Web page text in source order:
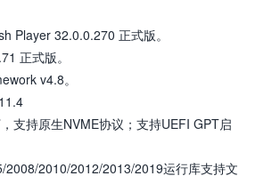
Player 32.0.0.270 正式版。
正式版。
v4.8。
支持原生NVME协议；支持UEFI GPT启
2008/2010/2012/2013/2019运行库支持文